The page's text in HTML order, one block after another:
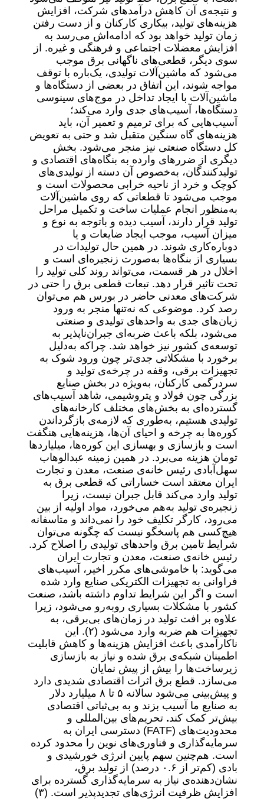
و نتیجه‌ی آن کاهش درآمدهای شرکت،
افزایش
هزینه‌های تولید، بیکاری کارکنان و از دست رفتن
زمان تولید خواهد بود که ادامه‌اش می‌رسد به
افزایش معضلات اجتماعی و فرهنگی و غیره. از
سوی دیگر، قطعی‌های ناگهانی برق موجب
می‌شود که ماشین‌آلات تولیدی، یک‌باره با توقف
مواجه شوند، این اتفاق در بعضی از دستگاه‌ها و
ماشین‌آلات با ایجاد تداخل در موج‌های سینوسی
دستگاه‌ها، آسیب‌های جدی وارد می‌کند؛
آسیب‌هایی که برای ترمیم و تعمیر آن، باید
هزینه‌های گاه سنگین متقبل شد و حتی به تعویض
کل دستگاه صنعتی نیز منجر می‌شود. بخش
دیگری از ضررهای وارده به بنگاه‌های اقتصادی و
تولیدکنندگان، به‌خصوص آن دسته از تولیدی‌های
کوچک و خرد از ناحیه خرابی محصولات است و
موجب می‌شود تا قطعاتی که روی ماشین‌آلات
به‌منظور انجام عملیات ساخت و تکمیل مراحل
تولید قرار دارند، آسیب دیده و باتوجه به نوع و
میزان آسیب، موجب ایجاد ضایعات و یا
دوباره‌کاری شوند. در همین حال تولیدات در
بسیاری از بنگاه‌ها به‌صورت زنجیره‌ای است و
اخلال در هر قسمت، می‌تواند روند کلی تولید را
تحت تاثیر قرار دهد. تبعات قطعی برق را حتی در
شرکت‌های معدنی حاضر در بورس هم می‌توان
رصد کرد. موضوعی که نه‌تنها منجر به ورود
زیان‌‌های جدی به واحدهای تولیدی و صنعتی
می‌شود، بلکه باعث ضربه‌ای جبران‌ناپذیر به
توسعه‌ی کشور نیز خواهد شد. چراکه به‌دلیل
برخورد با مشکلاتی جدی‌‌تر چون ورود شوک به
تجهیزات برقی، وقفه در چرخه‌ی تولید و
سردرگمی کارکنان، به‌‌ویژه در بخش صنایع
بزرگی چون فولاد و پتروشیمی، شاهد آسیب‌های
گسترده‌ای به بخش‌های مختلف کارخانه‌های
تولیدی هستیم، به‌‌طوری ‌که لازمه‌ی بازگرداندن
کوره‌ها به چرخه و احیای آن‌ها، هزینه‌‌هایی هنگفت
است و بازسازی و بهسازی این کوره‌ها، میلیاردها
تومان هزینه می‌برد. در همین زمینه عبدالوهاب
سهل‌آبادی رئیس خانه‌ی صنعت، معدن و تجارت
ایران معتقد است خساراتی که قطعی برق به
تولید وارد می‌کند قابل جبران نیست، زیرا
زنجیره‌ی تولید به‌هم می‌خورد، مواد اولیه از بین
می‌رود، کارگر تکلیف خود را نمی‌داند و متاسفانه
هیچ‌کسی هم پاسخگو نیست که چگونه می‌توان
شرایط تامین برق واحدهای تولیدی را اصلاح کرد.
رئیس خانه‌ی صنعت، معدن و تجارت ایران
می‌گوید: با خاموشی‌های مکرر اخیر، آسیب‌های
فراوانی به تجهیزات الکتریکی صنایع وارد شده
است و اگر این شرایط تداوم داشته باشد، صنعت
کشور با مشکلات بسیاری روبه‌رو می‌شود، زیرا
علاوه بر افت تولید در زمان‌های بی‌برقی، به
تجهیزات هم ضربه وارد می‌شود (۲). این
ناکارآمدی باعث افزایش هزینه‌ها و کاهش قابلیت
اطمینان شبکه‌ی برق شده و نیاز به بازسازی
زیرساخت‌ها را بیش از پیش نمایان
می‌سازد. قطع برق اثرات اقتصادی شدیدی دارد
و پیش‌بینی می‌شود سالانه ۵ تا ۸ میلیارد دلار
به صنایع ما آسیب بزند و به بی‌ثباتی اقتصادی
بیش‌تر کمک کند. تحریم‌های بین‌المللی و
محدودیت‌های (FATF) دسترسی ایران به
سرمایه‌گذاری و فناوری‌های نوین را محدود کرده
است. هم‌چنین سهم پایین انرژی خورشیدی و
بادی (کم‌تر از ۰.۶ درصد) از تولید برق،
نشان‌دهنده‌ی نیاز به سرمایه‌گذاری گسترده برای
افزایش ظرفیت انرژی‌های تجدیدپذیر است. (۳)